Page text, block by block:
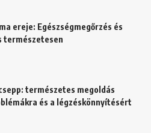
ereje: Egészségmegőrzés és
természetesen
természetes megoldás
és a légzéskönnyítésért